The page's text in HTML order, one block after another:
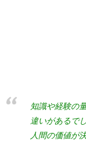
知識や経験の
違いがあるで
人間の価値が